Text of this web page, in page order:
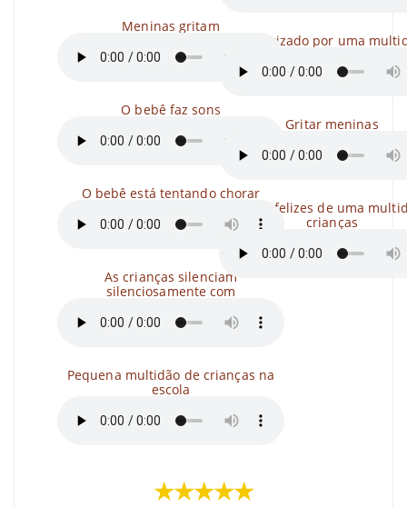
Meninas gritam
O bebê faz sons
O bebê está tentando chorar
As crianças silenciam
silenciosamente com
Pequena multidão de crianças na
escola
Ridicularizado por uma
Gritar meninas
Gritos infelizes de uma
crianças
★★★★★